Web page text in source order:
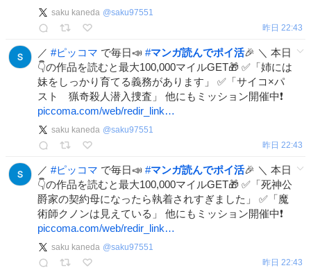
saku kaneda @saku97551
昨日 22:43
／ #ピッコマ で毎日📣 #マンガ読んでポイ活🎉 ＼ 本日
👇の作品を読むと最大100,000マイルGET🎁 ✅「姉には
妹をしっかり育てる義務があります」 ✅「サイコ×パ
スト 猟奇殺人潜入捜査」 他にもミッション開催中❗️
piccoma.com/web/redir_link…
saku kaneda @saku97551
昨日 22:43
／ #ピッコマ で毎日📣 #マンガ読んでポイ活🎉 ＼ 本日
👇の作品を読むと最大100,000マイルGET🎁 ✅「死神公
爵家の契約母になったら執着されすぎました」 ✅「魔
術師クノンは見えている」 他にもミッション開催中❗️
piccoma.com/web/redir_link…
saku kaneda @saku97551
昨日 22:43